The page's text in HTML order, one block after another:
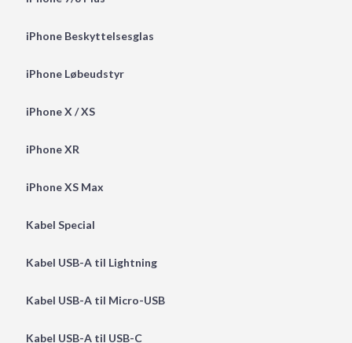
iPhone Beskyttelsesglas
iPhone Løbeudstyr
iPhone X / XS
iPhone XR
iPhone XS Max
Kabel Special
Kabel USB-A til Lightning
Kabel USB-A til Micro-USB
Kabel USB-A til USB-C